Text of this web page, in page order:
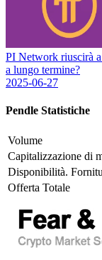
PI Network riuscirà
a lungo termine?
2025-06-27
Pendle Statistiche
Volume
Capitalizzazione di
Disponibilità.
Offerta Totale